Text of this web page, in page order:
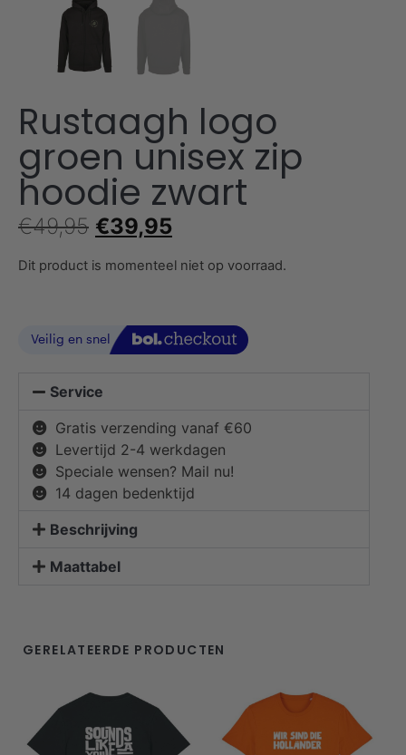
Rustaagh logo
groen unisex zip
hoodie zwart
€49,95 €39,95
Dit product is momenteel niet op voorraad.
Service
Gratis verzending vanaf €60
Levertijd 2-4 werkdagen
Speciale wensen? Mail nu!
14 dagen bedenktijd
Beschrijving
Maattabel
GERELATEERDE PRODUCTEN